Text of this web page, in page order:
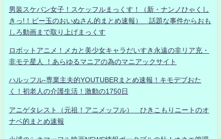
男装スケバン女子！スケッフルまっくす！（新・ナンノひゃくし
きっ!！ビー玉のおいぬさん的まとめ速報） 話題な事件からおも
しろ動画まで取り上げまっくす
ロボットアニメ！メカと美少女キャラだいすき永遠の非リア充・
非モテ星人 ！あらゆるマニアの為のマニアックサイト
ハルッフル-専業主夫的YOUTUBERまとめ速報！キモデブおた
く！初老人の介護生活！激動の1750日
アニゲタレスト（元祖！アニメッフル） ひきこもりニートのオ
ナベ的まとめ速報